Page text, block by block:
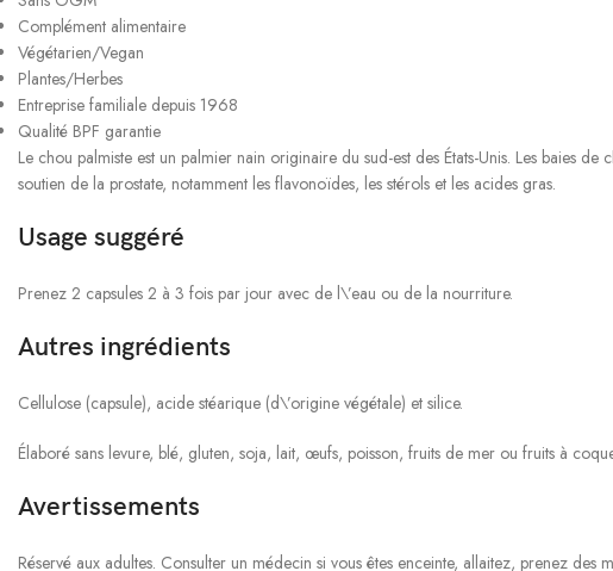
Complément alimentaire
Végétarien/Vegan
Plantes/Herbes
Entreprise familiale depuis 1968
Qualité BPF garantie
Le chou palmiste est un palmier nain originaire du sud-est des États-Unis. Les baies
soutien de la prostate, notamment les flavonoïdes, les stérols et les acides gras.
Usage suggéré
Prenez 2 capsules 2 à 3 fois par jour avec de l\’eau ou de la nourriture.
Autres ingrédients
Cellulose (capsule), acide stéarique (d\’origine végétale) et silice.
Élaboré sans levure, blé, gluten, soja, lait, œufs, poisson, fruits de mer ou fruits à
Avertissements
Réservé aux adultes. Consulter un médecin si vous êtes enceinte, allaitez, prenez